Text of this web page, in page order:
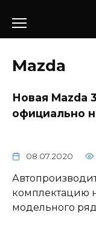
содержанию
Mazda
Новая Mazda
официально
08.07.2020
комплектацию
модельного